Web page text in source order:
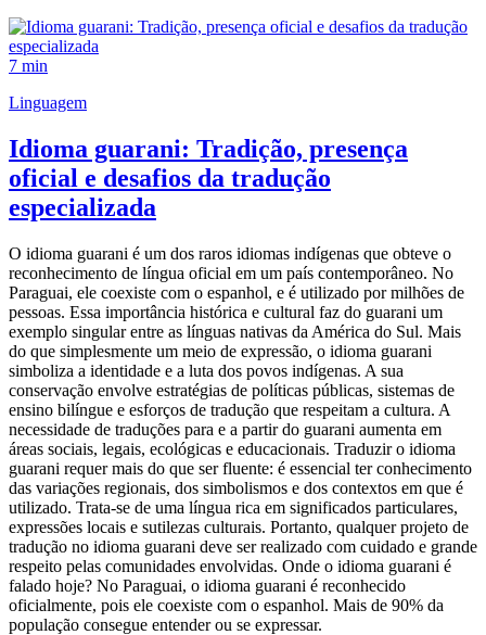
7 min
Linguagem
Idioma guarani: Tradição, presença
oficial e desafios da tradução
especializada
O idioma guarani é um dos raros idiomas indígenas que obteve o
reconhecimento de língua oficial em um país contemporâneo. No
Paraguai, ele coexiste com o espanhol, e é utilizado por milhões de
pessoas. Essa importância histórica e cultural faz do guarani um
exemplo singular entre as línguas nativas da América do Sul. Mais
do que simplesmente um meio de expressão, o idioma guarani
simboliza a identidade e a luta dos povos indígenas. A sua
conservação envolve estratégias de políticas públicas, sistemas de
ensino bilíngue e esforços de tradução que respeitam a cultura. A
necessidade de traduções para e a partir do guarani aumenta em
áreas sociais, legais, ecológicas e educacionais. Traduzir o idioma
guarani requer mais do que ser fluente: é essencial ter conhecimento
das variações regionais, dos simbolismos e dos contextos em que é
utilizado. Trata-se de uma língua rica em significados particulares,
expressões locais e sutilezas culturais. Portanto, qualquer projeto de
tradução no idioma guarani deve ser realizado com cuidado e grande
respeito pelas comunidades envolvidas. Onde o idioma guarani é
falado hoje? No Paraguai, o idioma guarani é reconhecido
oficialmente, pois ele coexiste com o espanhol. Mais de 90% da
população consegue entender ou se expressar.